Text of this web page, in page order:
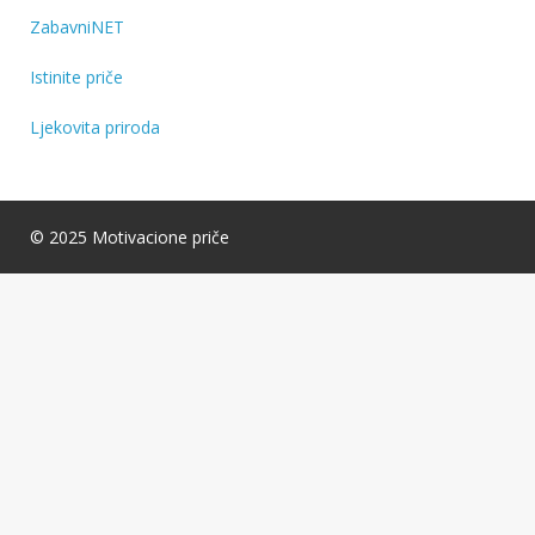
ZabavniNET
Istinite priče
Ljekovita priroda
© 2025 Motivacione priče